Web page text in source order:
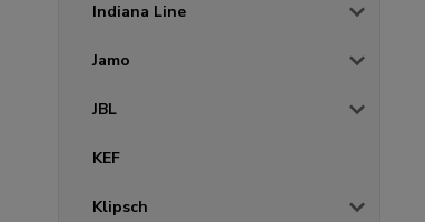
Indiana Line
Jamo
JBL
KEF
Klipsch